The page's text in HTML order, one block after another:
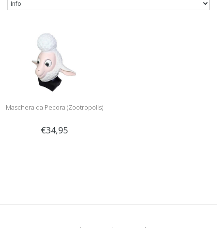
Maschera da Pecora (Zootropolis)
€34,95